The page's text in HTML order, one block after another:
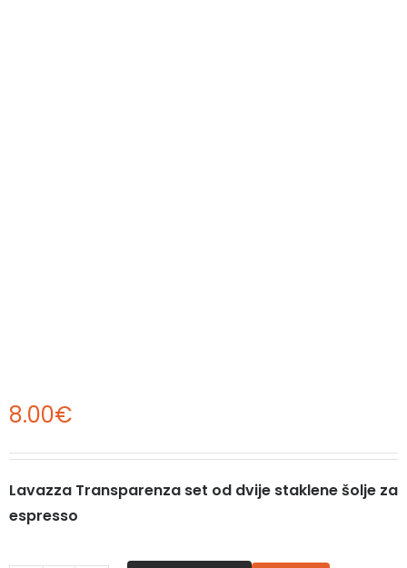
8.00€
Lavazza Transparenza set od dvije staklene šolje za
espresso